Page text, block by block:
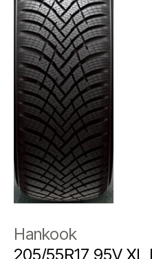
Hankook
205/55R17 95V